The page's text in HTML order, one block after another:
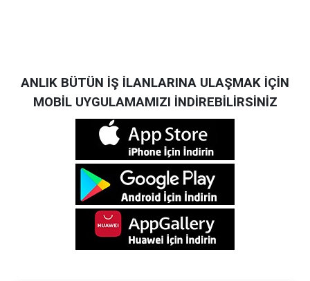
ANLIK BÜTÜN İŞ İLANLARINA ULAŞMAK İÇİN
MOBİL UYGULAMAMIZI İNDİREBİLİRSİNİZ